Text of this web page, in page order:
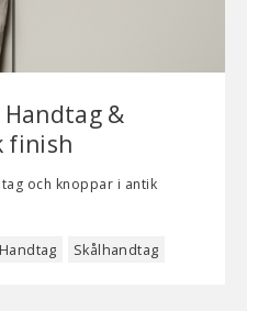
&
finish
och knoppar i antik
Handtag Skålhandtag